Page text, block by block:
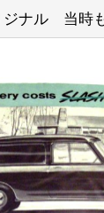
ジナル 当時